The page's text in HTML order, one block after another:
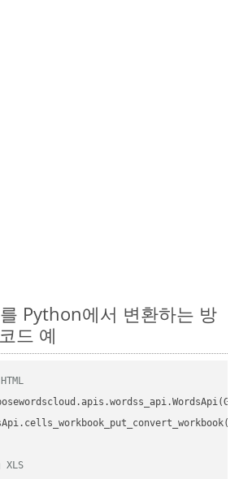
를 Python에서 변환하는 방
드 예
XLS